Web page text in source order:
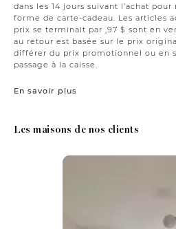
dans les 14 jours suivant l’achat
forme de carte-cadeau. Les articles
prix se terminait par ,97 $ sont en
au retour est basée sur le prix
différer du prix promotionnel ou en
passage à la caisse.
En savoir plus
Les maisons de nos clients
Media Carousel
Carousel with product